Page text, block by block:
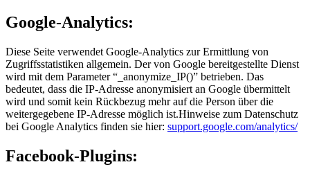
Google-Analytics:
Diese Seite verwendet Google-Analytics zur Ermittlung von
Zugriffsstatistiken allgemein. Der von Google bereitgestellte Dienst
wird mit dem Parameter “_anonymize_IP()” betrieben. Das
bedeutet, dass die IP-Adresse anonymisiert an Google übermittelt
wird und somit kein Rückbezug mehr auf die Person über die
weitergegebene IP-Adresse möglich ist.Hinweise zum Datenschutz
bei Google Analytics finden sie hier: support.google.com/analytics/
Facebook-Plugins: